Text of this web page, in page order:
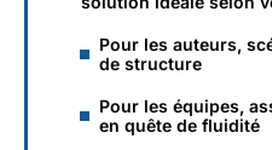
Pour les auteurs,
de structure
Pour les équipes,
en quête de fluidité